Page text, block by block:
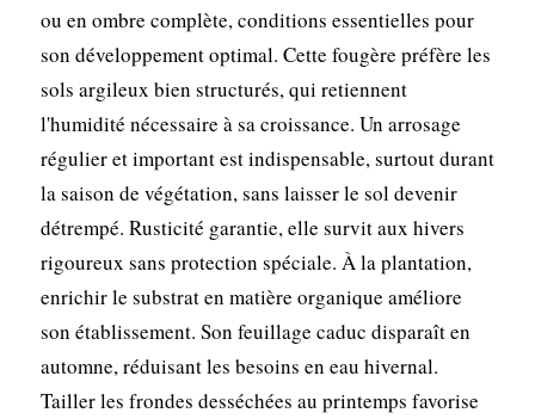
ou en ombre complète, conditions essentielles pour
son développement optimal. Cette fougère préfère les
sols argileux bien structurés, qui retiennent
l'humidité nécessaire à sa croissance. Un arrosage
régulier et important est indispensable, surtout durant
la saison de végétation, sans laisser le sol devenir
détrempé. Rusticité garantie, elle survit aux hivers
rigoureux sans protection spéciale. À la plantation,
enrichir le substrat en matière organique améliore
son établissement. Son feuillage caduc disparaît en
automne, réduisant les besoins en eau hivernal.
Tailler les frondes desséchées au printemps favorise